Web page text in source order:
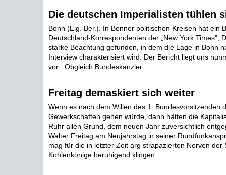
Die deutschen Imperialisten tühlen
Bonn (Eig. Ber.). In Bonner politischen Kreisen hat ein
Deutschland-Korrespondenten der „New York Times",
starke Beachtung gefunden, in dem die Lage in Bonn
Interview charakterisiert wird. Der Bericht liegt uns
vor. „Obgleich Bundeskanzler ...
Freitag demaskiert sich weiter
Wenn es nach dem Willen des 1. Bundesvorsitzenden
Gewerkschaften gehen würde, dann hätten die
Ruhr allen Grund, dem neuen Jahr zuversichtlich
Walter Freitag am Neujahrstag in seiner
mag für die in letzter Zeit arg strapazierten Nerven der
Kohlenkönige beruhigend klingen ...